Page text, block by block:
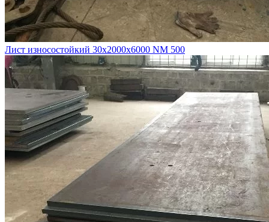
Лист износостойкий 30х2000х6000 NM 500